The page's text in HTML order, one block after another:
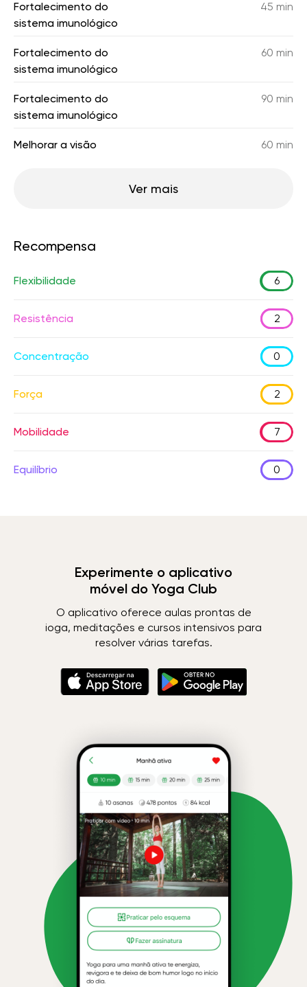
Fortalecimento do
sistema imunológico
45 min
Fortalecimento do
sistema imunológico
60 min
Fortalecimento do
sistema imunológico
90 min
Melhorar a visão 60 min
Ver mais
Recompensa
Flexibilidade 6
Resistência 2
Concentração 0
Força 2
Mobilidade 7
Equilíbrio 0
Experimente o aplicativo
móvel do Yoga Club
O aplicativo oferece aulas prontas de
ioga, meditações e cursos intensivos para
resolver várias tarefas.